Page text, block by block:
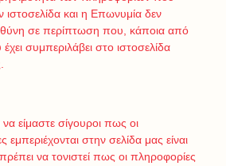
ιστοσελίδα και η Επωνυμία δεν
σε περίπτωση που, κάποια από
συμπεριλάβει στο ιστοσελίδα
είμαστε σίγουροι πως οι
εμπεριέχονται στην σελίδα μας είναι
να τονιστεί πως οι πληροφορίες